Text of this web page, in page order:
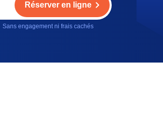
Réserver en ligne
Sans engagement ni frais cachés